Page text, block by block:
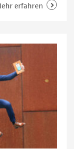
erfahren